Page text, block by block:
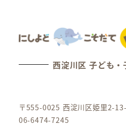
西淀川区 子ども・
〒555-0025 西淀川区姫里2-
06-6474-7245